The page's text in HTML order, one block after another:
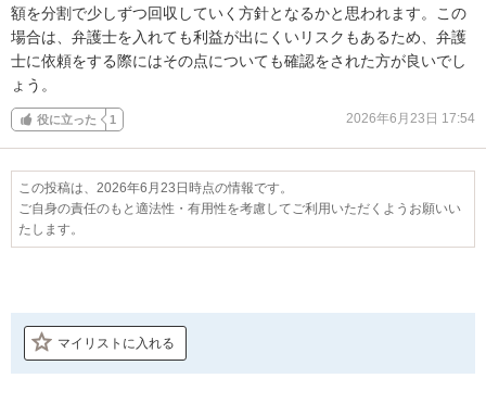
額を分割で少しずつ回収していく方針となるかと思われます。この
場合は、弁護士を入れても利益が出にくいリスクもあるため、弁護
士に依頼をする際にはその点についても確認をされた方が良いでし
ょう。
役に立った 1 2026年6月23日 17:54
この投稿は、2026年6月23日時点の情報です。
ご自身の責任のもと適法性・有用性を考慮してご利用いただくようお願いい
たします。
マイリストに入れる